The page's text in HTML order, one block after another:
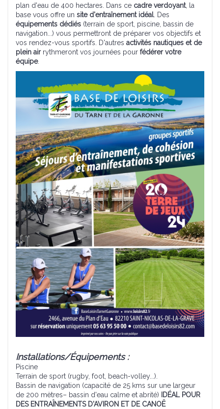
plan d'eau de 400 hectares. Dans ce cadre verdoyant, la
base vous offre un site d'entraînement idéal . Des
équipements dédiés (terrain de sport, piscine, bassin de
navigation...) vous permettront de préparer vos objectifs et
vos rendez-vous sportifs. D'autres activités nautiques et de
plein airrythmeront vos journées pour fédérer votre
équipe.
Installations/Équipements :
Piscine
Terrain de sport (rugby, foot, beach-volley...).
Bassin de navigation (capacité de 25 kms sur une largeur
de 200 mètres– bassin d'eau calme et abrité) IDÉAL POUR
DES ENTRAÎNEMENTS D'AVIRON ET DE CANOË